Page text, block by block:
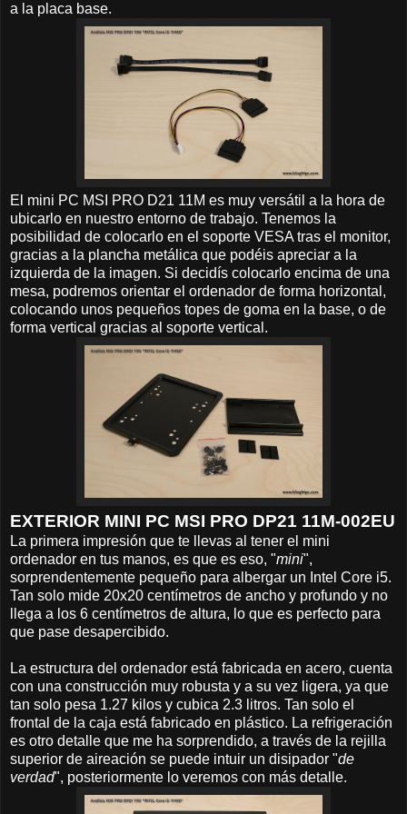
a la placa base.
El mini PC MSI PRO D21 11M es muy versátil a la hora de
ubicarlo en nuestro entorno de trabajo. Tenemos la
posibilidad de colocarlo en el soporte VESA tras el monitor,
gracias a la plancha metálica que podéis apreciar a la
izquierda de la imagen. Si decidís colocarlo encima de una
mesa, podremos orientar el ordenador de forma horizontal,
colocando unos pequeños topes de goma en la base, o de
forma vertical gracias al soporte vertical.
EXTERIOR MINI PC MSI PRO DP21 11M-002EU
La primera impresión que te llevas al tener el mini
ordenador en tus manos, es que es eso, "mini",
sorprendentemente pequeño para albergar un Intel Core i5.
Tan solo mide 20x20 centímetros de ancho y profundo y no
llega a los 6 centímetros de altura, lo que es perfecto para
que pase desapercibido.
La estructura del ordenador está fabricada en acero, cuenta
con una construcción muy robusta y a su vez ligera, ya que
tan solo pesa 1.27 kilos y cubica 2.3 litros. Tan solo el
frontal de la caja está fabricado en plástico. La refrigeración
es otro detalle que me ha sorprendido, a través de la rejilla
superior de aireación se puede intuir un disipador "de
verdad", posteriormente lo veremos con más detalle.